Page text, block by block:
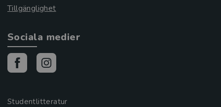
Tillgänglighet
Sociala medier
Studentlitteratur